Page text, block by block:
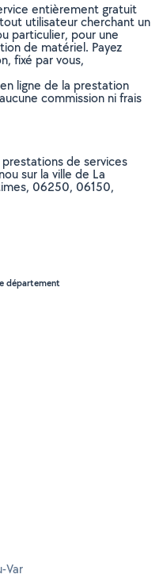
entièrement gratuit
utilisateur cherchant un
particulier, pour une
de matériel. Payez
fixé par vous,
ligne de la prestation
commission ni frais
de services
sur la ville de La
06250, 06150,
département
Var